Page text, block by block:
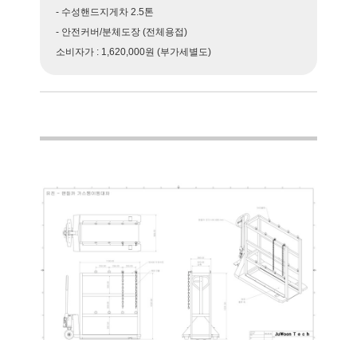
- 수성핸드지게차 2.5톤
- 안전커버/분체도장 (전체용접)
소비자가 : 1,620,000원 (부가세별도)